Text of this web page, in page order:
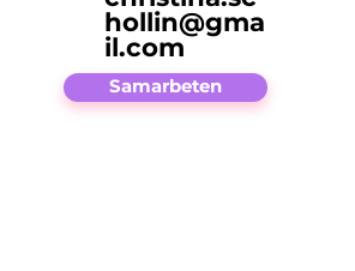
hollin@gma
il.com
Samarbeten